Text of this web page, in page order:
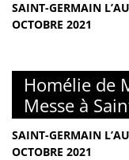
SAINT-GERMAIN
OCTOBRE 2021
Homélie de
Messe à
SAINT-GERMAIN
OCTOBRE 2021